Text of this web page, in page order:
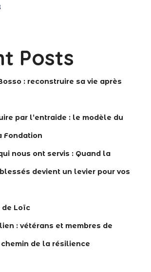
Posts
: reconstruire sa vie après
par l’entraide : le modèle du
Fondation
nous ont servis : Quand la
devient un levier pour vos
de Loïc
: vétérans et membres de
chemin de la résilience